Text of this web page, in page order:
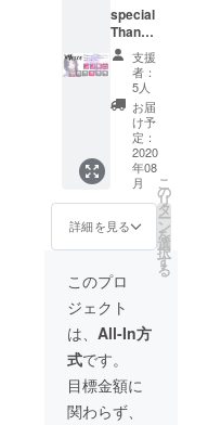
ク ・
「秋奈
さん」
直筆サ
イン入
り色紙
※記載す
るお名
前を支
援時に
「備考
欄」へ
ご記入
special
Thanks
にクレ
ジット
記載 ・
SS付き
イラス
トポス
トカー
ド ・GL
ドラマ
CD「午
前1時23
分のプ
リム
ラ」 ・
おまけ
CD ※
キャス
トトー
ク ・
「浅見
ゆいさ
ん」直
支援
者：
5人
お届
け予
定：
2020
年08
月
詳細を見る
こ
の
リ
タ
ー
ン
を
選
択
す
る
このプロ
ジェクト
は、 All-In方
式です。
目標金額に
関わらず、